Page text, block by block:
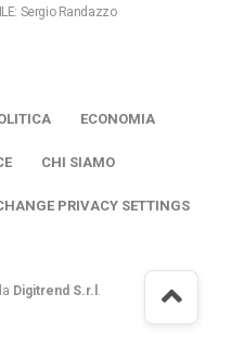
Sergio Randazzo
ECONOMIA
CHI SIAMO
PRIVACY SETTINGS
Digitrend S.r.l .